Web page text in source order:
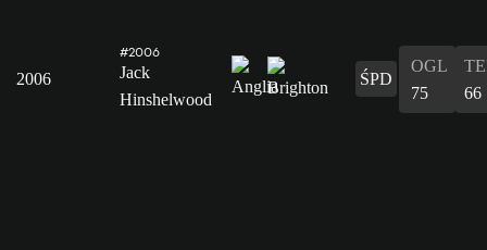
2006
#2006
Jack
Hinshelwood
ŚPD
OGL
75
66